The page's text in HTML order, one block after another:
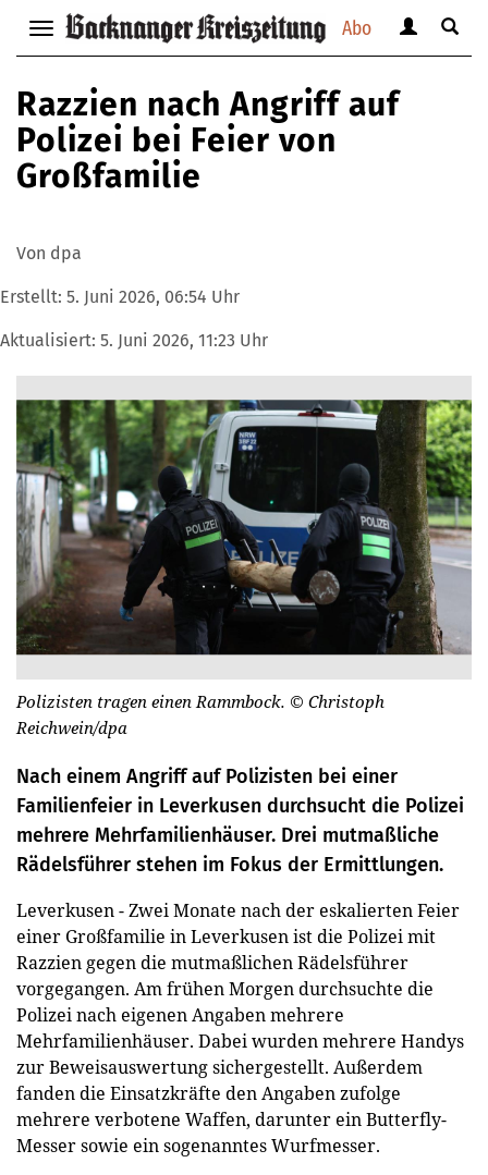
Abo
Navigation
anzeigen
verbergen
anzeigen
Suche
Razzien nach Angriff auf
Polizei bei Feier von
Großfamilie
Von dpa
Erstellt: 5. Juni 2026, 06:54 Uhr
Aktualisiert: 5. Juni 2026, 11:23 Uhr
Polizisten tragen einen Rammbock. © Christoph
Reichwein/dpa
Nach einem Angriff auf Polizisten bei einer
Familienfeier in Leverkusen durchsucht die Polizei
mehrere Mehrfamilienhäuser. Drei mutmaßliche
Rädelsführer stehen im Fokus der Ermittlungen.
Leverkusen - Zwei Monate nach der eskalierten Feier
einer Großfamilie in Leverkusen ist die Polizei mit
Razzien gegen die mutmaßlichen Rädelsführer
vorgegangen. Am frühen Morgen durchsuchte die
Polizei nach eigenen Angaben mehrere
Mehrfamilienhäuser. Dabei wurden mehrere Handys
zur Beweisauswertung sichergestellt. Außerdem
fanden die Einsatzkräfte den Angaben zufolge
mehrere verbotene Waffen, darunter ein Butterfly-
Messer sowie ein sogenanntes Wurfmesser.